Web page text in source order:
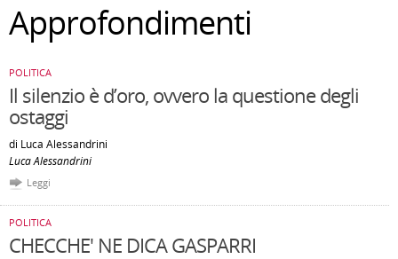
DELLE IDEE FATTI DELLO SPIRITO CCCVA
Approfondimenti
POLITICA
Il silenzio è d’oro, ovvero la questione degli
ostaggi
di Luca Alessandrini
Luca Alessandrini
Leggi
POLITICA
CHECCHE' NE DICA GASPARRI